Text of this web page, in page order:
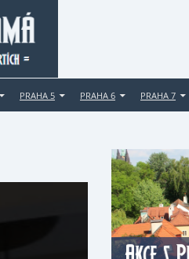
PRAHA 5 PRAHA 6 PRAHA 7